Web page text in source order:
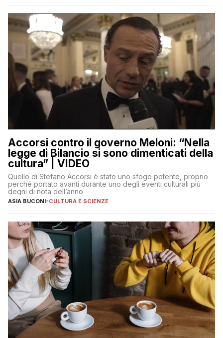
Accorsi contro il governo Meloni: “Nella
legge di Bilancio si sono dimenticati della
cultura” | VIDEO
Quello di Stefano Accorsi è stato uno sfogo potente, proprio
perché portato avanti durante uno degli eventi culturali più
degni di nota dell’anno
ASIA BUCONI-CULTURA E SCIENZE